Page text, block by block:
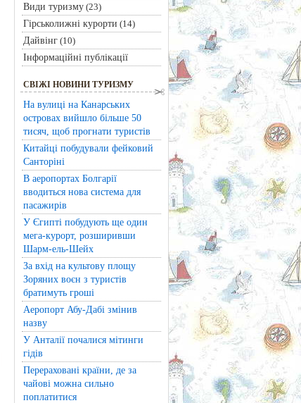
Види туризму(23)
Гірськолижні курорти (14)
Дайвінг(10)
Інформаційні публікації
СВІЖІ НОВИНИ ТУРИЗМУ
На вулиці на Канарських
островах вийшло більше 50
тисяч, щоб прогнати туристів
Китайці побудували фейковий
Санторіні
В аеропортах Болгарії
вводиться нова система для
пасажирів
У Єгипті побудують ще один
мега-курорт, розширивши
Шарм-ель-Шейх
За вхід на культову площу
Зоряних воєн з туристів
братимуть гроші
Аеропорт Абу-Дабі змінив
назву
У Анталії почалися мітинги
гідів
Перераховані країни, де за
чайові можна сильно
поплатитися